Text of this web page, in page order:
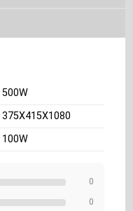
500W
375X415X1080
100W
0
0